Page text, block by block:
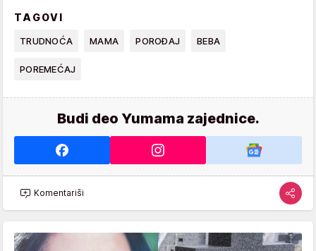
TAGOVI
TRUDNOĆA MAMA POROĐAJ BEBA
POREMEĆAJ
Budi deo Yumama zajednice.
Komentariši